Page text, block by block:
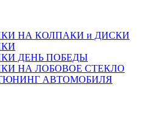
НА КОЛПАКИ и ДИСКИ
ДЕНЬ ПОБЕДЫ
НА ЛОБОВОЕ СТЕКЛО
АВТОМОБИЛЯ